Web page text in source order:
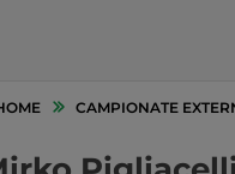
CAMPIONATE